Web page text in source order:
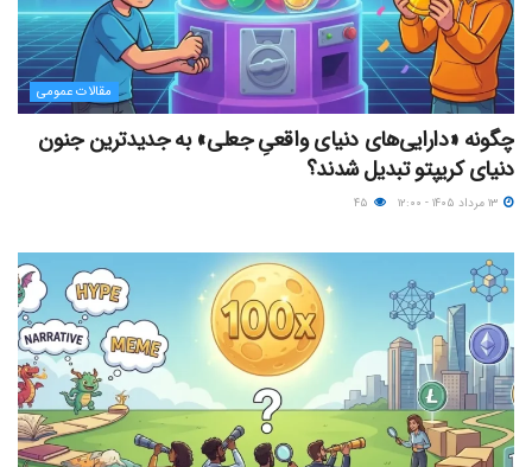
مقالات عمومی
چگونه «دارایی‌های دنیای واقعیِ جعلی» به جدیدترین جنون
دنیای کریپتو تبدیل شدند؟